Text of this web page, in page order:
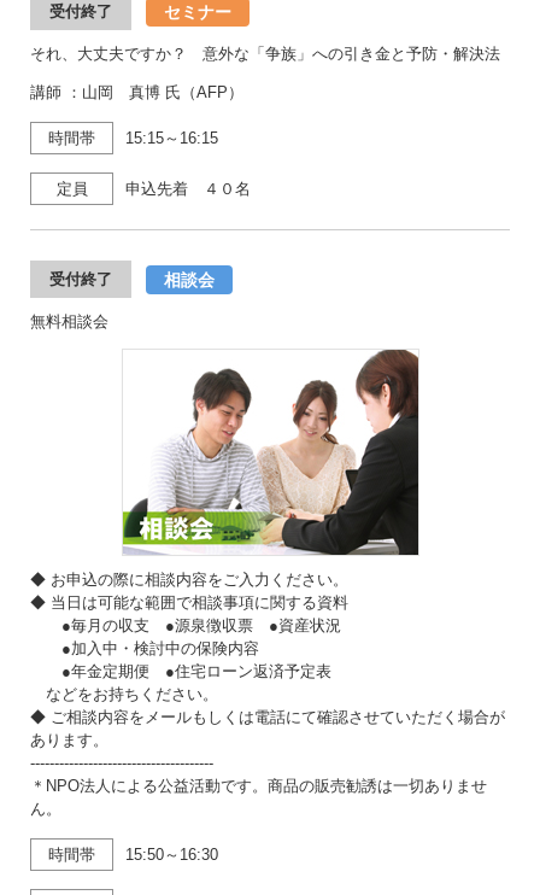
受付終了 セミナー
それ、大丈夫ですか？ 意外な「争族」への引き金と予防・解決法
講師 ：山岡 真博 氏（AFP）
時間帯 15:15～16:15
定員 申込先着 ４０名
受付終了 相談会
無料相談会
◆ お申込の際に相談内容をご入力ください。
◆ 当日は可能な範囲で相談事項に関する資料
●毎月の収支 ●源泉徴収票 ●資産状況
●加入中・検討中の保険内容
●年金定期便 ●住宅ローン返済予定表
などをお持ちください。
◆ ご相談内容をメールもしくは電話にて確認させていただく場合が
あります。
--------------------------------------
＊NPO法人による公益活動です。商品の販売勧誘は一切ありませ
ん。
時間帯 15:50～16:30